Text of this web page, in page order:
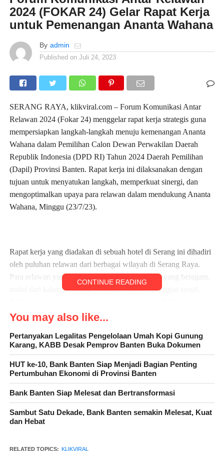
2024 (FOKAR 24) Gelar Rapat Kerja
untuk Pemenangan Ananta Wahana
By admin
Published on Juli 24, 2023
SERANG RAYA, klikviral.com – Forum Komunikasi Antar
Relawan 2024 (Fokar 24) menggelar rapat kerja strategis guna
mempersiapkan langkah-langkah menuju kemenangan Ananta
Wahana dalam Pemilihan Calon Dewan Perwakilan Daerah
Republik Indonesia (DPD RI) Tahun 2024 Daerah Pemilihan
(Dapil) Provinsi Banten. Rapat kerja ini dilaksanakan dengan
tujuan untuk menyatukan langkah, memperkuat sinergi, dan
mengoptimalkan upaya para relawan dalam mendukung Ananta
Wahana, Minggu (23/7/23).
Rapat kerja yang diadakan di sebuah hotel di Serang ini dihadiri
oleh puluhan relawan dari berbagai wilayah di Serang Raya.
Para relawan yang hadir memiliki latar belakang yang beragam,
mulai dari kalangan tokoh pemuda, relawan, penggiat sosial,
masyarakat. Mereka memiliki semangat dan komitmen yang
Ananta Wahana sebagai calon DPD RI Dapil Banten.
CONTINUE READING
You may also like...
Pertanyakan Legalitas Pengelolaan Umah Kopi Gunung
Karang, KABB Desak Pemprov Banten Buka Dokumen
HUT ke-10, Bank Banten Siap Menjadi Bagian Penting
Pertumbuhan Ekonomi di Provinsi Banten
Bank Banten Siap Melesat dan Bertransformasi
Sambut Satu Dekade, Bank Banten semakin Melesat, Kuat
dan Hebat
RELATED TOPICS: KLIKVIRAL